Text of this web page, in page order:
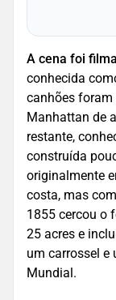
A cena foi
conhecida
canhões
Manhattan de
restante,
construída
originalmente
costa, mas
1855 cercou o
25 acres e
um carrossel e
Mundial.